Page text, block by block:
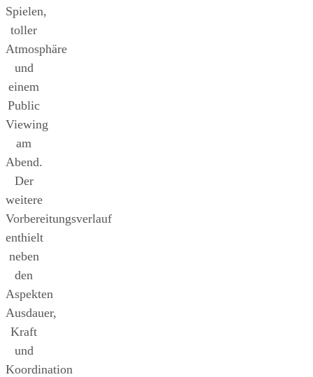
Spielen,
toller
Atmosphäre
und
einem
Public
Viewing
am
Abend.
Der
weitere
Vorbereitungsverlauf
enthielt
neben
den
Aspekten
Ausdauer,
Kraft
und
Koordination